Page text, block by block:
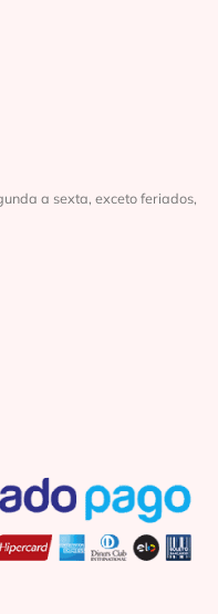
a sexta, exceto feriados,